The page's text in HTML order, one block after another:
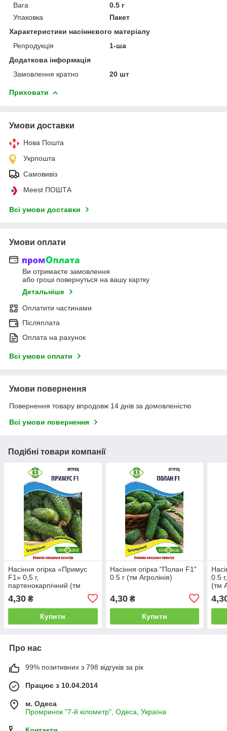
Вага
0.5 г
Упаковка
Пакет
Характеристики насіннєвого матеріалу
Репродукція
1-ша
Додаткова інформація
Замовлення кратно
20 шт
Приховати
Умови доставки
Нова Пошта
Укрпошта
Самовивіз
Meest ПОШТА
Всі умови доставки
Умови оплати
Ви отримаєте замовлення
або гроші повернуться на вашу картку
Детальніше
Оплатити частинами
Післяплата
Оплата на рахунок
Всі умови оплати
Умови повернення
Повернення товару впродовж 14 днів за домовленістю
Всі умови повернення
Подібні товари компанії
Насіння огірка «Примус
F1» 0,5 г,
партенокарпічний (тм
4,30 ₴
Купити
Насіння огірка "Полан F1"
0.5 г (тм Агролінія)
4,30₴
Купити
0.5
(тм
Про нас
99% позитивних з 798 відгуків за рік
Працює з 10.04.2014
м. Одеса
Промринок "7-й кілометр", Одеса, Україна